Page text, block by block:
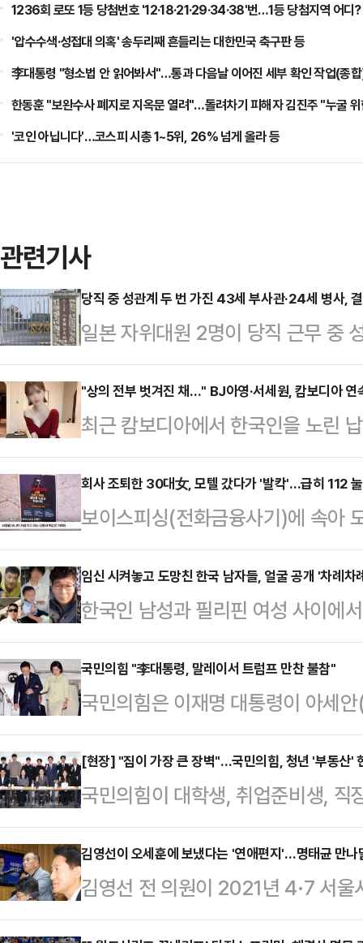
1236회 로또 1등 당첨번호 '12·18·21·29·34·38'번…1등 당첨지역 어디?
'압수수색·성접대 의혹' 송두리째 흔들리는 대한민국 축구판 등
李대통령 "형소법 안 읽어봐서"…통과 다음날 이어진 세부 확인 작업(종
한동훈 "보완수사 폐지로 지옥문 열려"…돌려차기 피해자 김진주 "누굴
'코인 아닙니다'…코스피 시총 1~5위, 26% 넘게 올라 등
관련기사
당직 중 성관계 두 번 가진 43세 부사관·24세 병사,
일본 자위대원 2명이 당직 근무 중
받게 됐다.22일 오키나와타임즈
부사관 A(43·남)씨와 병사 B(24·
내렸다.제15고사특과연대 소속인
4일 당직 근무 중 부대에서 성관계
부대에 스스로 신고하면서 드러났
고 반성의 뜻을 나타내고 있다"고
"상의 전부 벗겨진 채…" BJ아영·서세원, 캄보디아 연
최근 캄보디아에서 한국인을 노린
년 전 고(故) BJ아영(본명 변아영)
변씨는 지난 2023년 6월2일 지인
도 프놈펜 인근 칸달주의 한 공사장
태로 발견됐다.캄보디아 현지 경찰
체포했다. 이들은 변씨가 자신들이
던 중 발작을 일으켜 사망했으며 이
지만 시신 발견 …
회사 조퇴한 30대女, 모텔 갔다가 '발칵'…급히 112
보이스피싱(전화금융사기)에 속아
직장인이 모텔에 붙은 경찰의 피싱
다.28일 경찰에 따르면 지난달 5일
무 중인 30대 여성 A씨는 자신을
터 "바로 확인해야 하는 등기가 왔
따라 온라인에서 등기를 확인한 A
과 본인 명의의 대포통장 입출금 명
문이다.이후 이…
임신 시켜놓고 도망친 한국 남자들, 얼굴 공개 '차례차
한국인 남성과 필리핀 여성 사이에
(Kopino)'와 그들의 아버지로 지목
민단체 '양육비를 해결하는 사람들
지난 25일 자신의 소셜미디어
개하며 이들의 소재 파악, 친자 확
고 밝혔다.그는 "2014년에 출생한
있다"면서 한 남성이 코피노 자녀
활동가는 지난…
국민의힘 "李대통령, 말레이서 트럼프 만찬 불참"
국민의힘은 이재명 대통령이 아세
방문한 말레이시아에서 도널드 트
"국민들은 외교를 포기한 '외포자'
다.박수영 국민의힘 의원은 28일
일 말레이시아에서 열린 아세안 회
참함으로써 제대로 이야기조차 못
원은 "이 대통령이 트럼프 대통령
"지난 6월 16일…
[현장] "집이 가장 큰 장벽"…국민의힘, 청년 '부동산'
국민의힘이 대학생, 취업준비생,
부동산 대책으로 직접적인 피해를
들었다. 청년들은 정부 정책으로 인
책 마련을 요구했고, 국민의힘은 청
경을 조성하겠다고 약속했다.국민
김영선이 오세훈에 보냈다는 '연애편지'…명태균 만나
김영선 전 의원이 2021년 4·7 서울
에게 연달아 문자메시지를 보내며 '